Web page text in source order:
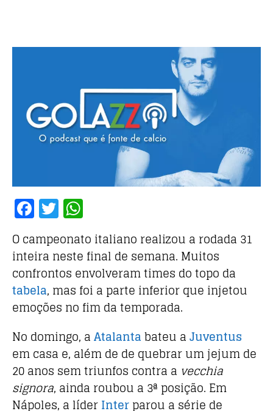
F
a
c
e
b
o
o
k
T
w
it
te
r
h
at
s
A
p
p
Ocampeonato italiano realizou a rodada 31
inteira neste final de semana. Muitos
confrontos envolveram times do topo da
tabela, mas foi a parte inferior que injetou
emoções no fim da temporada.
No domingo, aAtalantabateu aJuventus
em casa e, além de de quebrar um jejum de
20 anos sem triunfos contra a vecchia
signora, ainda roubou a 3ª posição. Em
Nápoles, a líderInterparou a série de